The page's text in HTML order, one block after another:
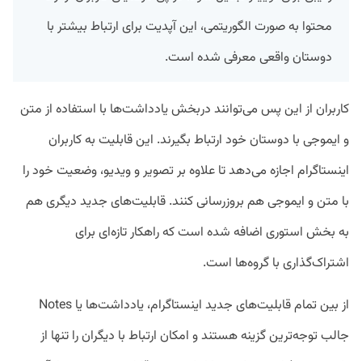
محتوا به صورت الگوریتمی، این آپدیت‌ برای ارتباط بیشتر با
دوستان واقعی معرفی شده است.
کاربران از این پس می‌توانند دربخش یادداشت‌ها با استفاده از متن
و ایموجی با دوستان خود ارتباط بگیرند. این قابلیت به کاربران
اینستاگرام اجازه می‌دهد تا علاوه بر تصویر و ویدیو، وضعیت خود را
با متن و ایموجی هم بروزرسانی کنند. قابلیت‌های جدید دیگری هم
به بخش استوری اضافه شده است که راهکار تازه‌ای برای
اشتراک‌گذاری با گروه‌ها است.
از بین تمام قابلیت‌های جدید اینستاگرام، یادداشت‌ها یا Notes
جالب‌ توجه‌ترین گزینه هستند و امکان ارتباط با دیگران را تنها از